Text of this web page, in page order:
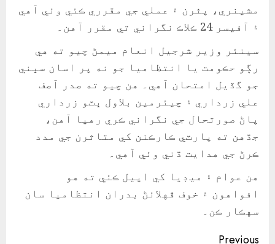
مشينري، پٿرن ۽ عملي جي مقرري ڪئي وئي آهي
۽ آفيسر 24 ڪلاڪ نگراني تي مقرر آهن۔
سينئر وزير شرجيل انعام ميمڻ چيو ته هي
رڳو حڪومت يا انتظاميا جو نه پر اسان سڀني
جو گڏيل امتحان آهي۔ هن چيو ته صدر آصف
علي زرداري ۽ چيئرمين بلاول ڀٽو زرداري
پاڻ صورتحال جي نگراني ڪري رهيا آهن،
جڏهن ته پارٽي ڪارڪنن کي متاثرن جي مدد
ڪرڻ جي هدايت ڏني وئي آهي۔
هن عوام ۽ ميڊيا کي اپيل ڪئي ته هو
افواهون ۽ خوف ڦهلائڻ بدران انتظاميا سان
سهڪار ڪن۔
Previous